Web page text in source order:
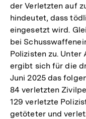
der Verletzten auf
hindeutet, dass
eingesetzt wird.
bei
Polizisten zu.
ergibt sich für die
Juni 2025 das
84 verletzten
129 verletzte
getöteter und